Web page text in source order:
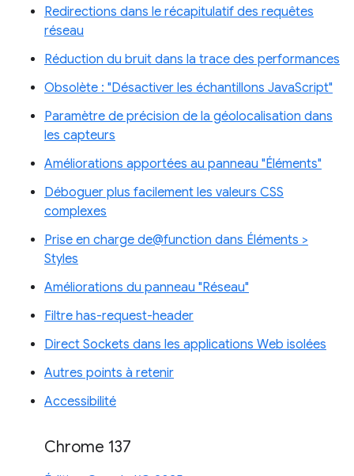
Redirections dans le récapitulatif des requêtes
réseau
Réduction du bruit dans la trace des performances
Obsolète : "Désactiver les échantillons JavaScript"
Paramètre de précision de la géolocalisation dans
les capteurs
Améliorations apportées au panneau "Éléments"
Déboguer plus facilement les valeurs CSS
complexes
Prise en charge de@function dans Éléments >
Styles
Améliorations du panneau "Réseau"
Filtre has-request-header
Direct Sockets dans les applications Web isolées
Autres points à retenir
Accessibilité
Chrome 137